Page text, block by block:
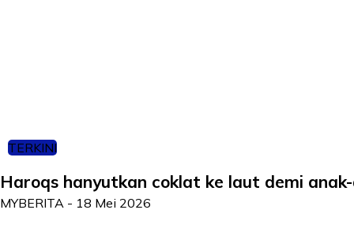
TERKINI
Haroqs hanyutkan coklat ke laut demi
MYBERITA - 18 Mei 2026